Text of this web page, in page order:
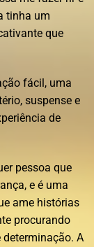
tinha um
que
fácil, uma
suspense e
de
pessoa que
e é uma
ame histórias
procurando
A